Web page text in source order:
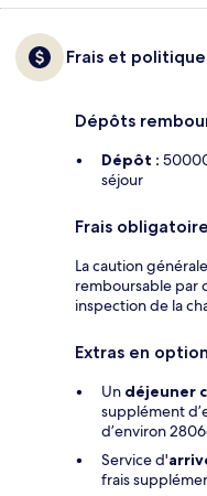
Frais et
Dépôts
Dépôt :
séjour
Frais
La caution
remboursable par
inspection de la
Extras en option
Un déjeuner
supplément
d’environ
Service d'
frais